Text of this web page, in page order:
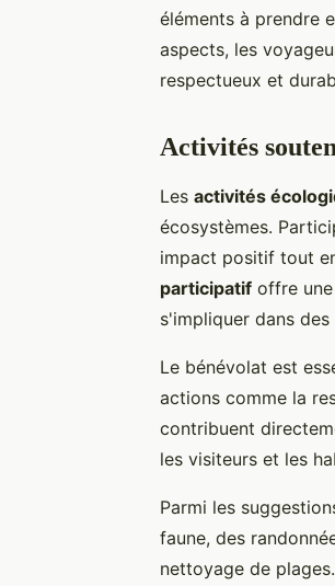
éléments à prendre
aspects, les
respectueux et
Activités
Les activités
écosystèmes.
impact positif tout
participatif offre
s'impliquer dans
Le bénévolat est
actions comme la
contribuent
les visiteurs et les
Parmi les
faune, des
nettoyage de